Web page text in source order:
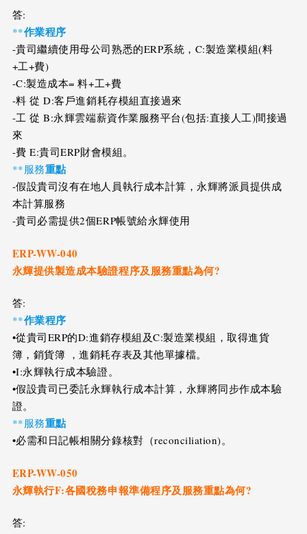
答:
**作業程序
-貴司繼續使用母公司熟悉的ERP系統， C:製造業模組(料
+工+費)
-C:製造成本= 料+工+費
-料 從 D:客戶進銷耗存模組直接過來
-工 從 B:永輝雲端薪資作業服務平台(包括:直接人工)間接過
來
-費 E:貴司ERP財會模組。
**服務重點
-假設貴司沒有在地人員執行成本計算，永輝將派員提供成
本計算服務
-貴司必需提供2個ERP帳號給永輝使用
ERP-WW-040
永輝提供製造成本驗證程序及服務重點為何?
答:
**作業程序
•從貴司ERP的D:進銷存模組及C:製造業模組，取得進貨
簿，銷貨簿 ，進銷耗存表及其他單據檔。
•I:永輝執行成本驗證。
•假設貴司已委託永輝執行成本計算，永輝將同步作成本驗
證。
**服務重點
•必需和日記帳相關分錄核對（reconciliation)。
ERP-WW-050
永輝執行F:各國稅務申報準備程序及服務重點為何?
答: